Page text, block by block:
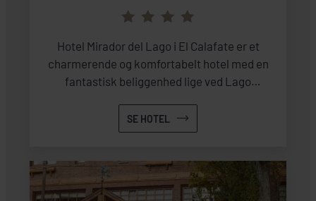
Hotel Mirador del Lago i El Calafate er et
charmerende og komfortabelt hotel med en
fantastisk beliggenhed lige ved Lago
SE HOTEL